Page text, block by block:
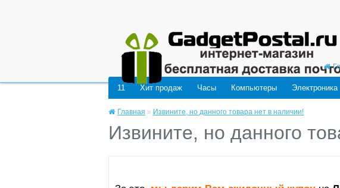
11 Хит продаж Часы Компьютеры Электроника
Главная » Извините, но данного товара нет в наличии!
Извините, но данного